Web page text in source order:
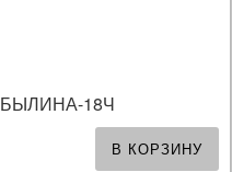
БЫЛИНА-18Ч
В КОРЗИНУ